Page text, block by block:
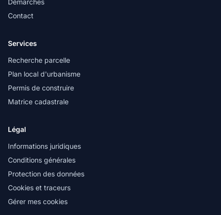
Démarches
Contact
Services
Recherche parcelle
Plan local d'urbanisme
Permis de construire
Matrice cadastrale
Légal
Informations juridiques
Conditions générales
Protection des données
Cookies et traceurs
Gérer mes cookies